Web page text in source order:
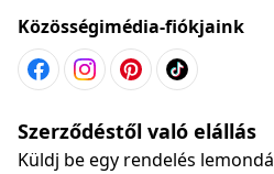
Közösségimédia-fiókjaink
Szerződéstől való elállás
Küldj be egy rendelés